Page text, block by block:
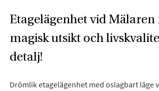
Etagelägenhet vid Mälaren
magisk utsikt och
detalj!
Drömlik etagelägenhet med oslagbart läge